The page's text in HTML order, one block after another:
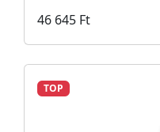
46 645 Ft
TOP